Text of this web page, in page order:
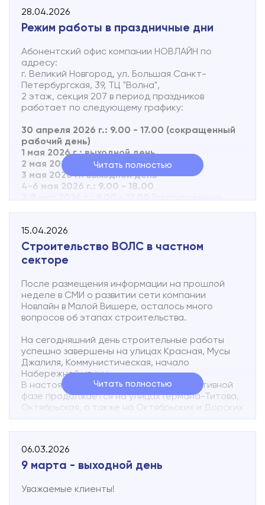
Социальный - 150 руб/мес.
Узнать подробнее об изменениях можно по
телефону 8 (816 2) 502-500
28.04.2026
Режим работы в праздничные дни
Абонентский офис компании НОВЛАЙН по
адресу:
г. Великий Новгород, ул. Большая Санкт-
Петербургская, 39, ТЦ "Волна",
2 этаж, секция 207 в период праздников
работает по следующему графику:
30 апреля 2026 г.: 9.00 - 17.00 (сокращенный
рабочий день)
1 мая 2026 г.: выходной день
2 мая 2026 г.: 10.00 - 15.00
3 мая 2026 г.: выходной день
4-6 мая 2026 г.: 9.00 - 18.00
11 мая 2026 г.: 10.00 - 15.00
с 12 мая 2026 г. офис работает в обычном
режиме.
Телефон технической поддержки 8 (816 2) 502-
502
Ответим вVKиMAX
Круглосуточно можно отправить текстовое
линии по номеру +7 931 857 33 93
В сообщении необходимо указать адрес точки
подключения и коротко описать неисправность.
Читать полностью
15.04.2026
Строительство ВОЛС в частном
секторе
После размещения информации на прошлой
неделе в СМИ о развитии сети компании
Новлайн в Малой Вишере, осталось много
вопросов об этапах строительства.
На сегодняшний день строительные работы
успешно завершены на улицах Красная, Мусы
Джалиля, Коммунистическая, начало
Набережной улицы.
В настоящее время строительство в активной
фазе продолжается на улицах Германа-Титова,
Октябрьская, а также на Октябрьских и Дорских
переулках.
графика расширения покрытия:
К концу 2026 года планируется построить ВОЛС
на улицах Кузьминская, Балочная, Герцена,
Читать полностью
06.03.2026
9 марта - выходной день
Уважаемые клиенты!